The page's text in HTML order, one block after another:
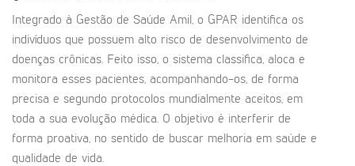
Integrado à Gestão de Saúde Amil, o GPAR identifica os
indivíduos que possuem alto risco de desenvolvimento de
doenças crônicas. Feito isso, o sistema classifica, aloca e
monitora esses pacientes, acompanhando-os, de forma
precisa e segundo protocolos mundialmente aceitos, em
toda a sua evolução médica. O objetivo é interferir de
forma proativa, no sentido de buscar melhoria em saúde e
qualidade de vida.